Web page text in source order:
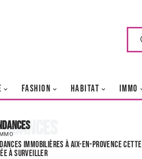
FASHION HABITAT IMMO
immobilières à Aix-en-Provence cette
à surveiller